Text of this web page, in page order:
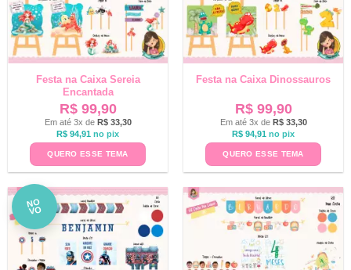
Festa na Caixa Sereia
Encantada
R$99,90
Em até 3x de R$33,30
R$ 94,91 no pix
QUERO ESSE TEMA
Festa na Caixa Dinossauros
R$99,90
Em até 3x de R$33,30
R$ 94,91 no pix
QUERO ESSE TEMA
NO
VO